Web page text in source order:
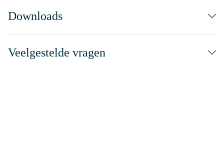
Downloads
Veelgestelde vragen